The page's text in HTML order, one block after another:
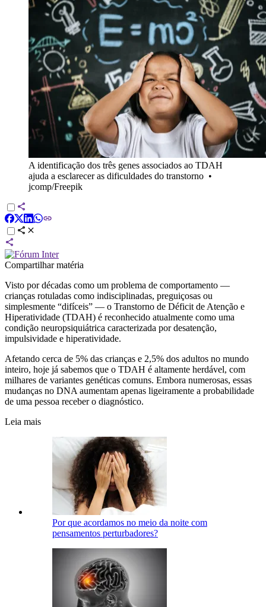
A identificação dos três genes associados ao TDAH
ajuda a esclarecer as dificuldades do transtorno •
jcomp/Freepik
Compartilhar matéria
Visto por décadas como um problema de comportamento —
crianças rotuladas como indisciplinadas, preguiçosas ou
simplesmente “difíceis” — o Transtorno de Déficit de Atenção e
Hiperatividade (TDAH) é reconhecido atualmente como uma
condição neuropsiquiátrica caracterizada por desatenção,
impulsividade e hiperatividade.
Afetando cerca de 5% das crianças e 2,5% dos adultos no mundo
inteiro, hoje já sabemos que o TDAH é altamente herdável, com
milhares de variantes genéticas comuns. Embora numerosas, essas
mudanças no DNA aumentam apenas ligeiramente a probabilidade
de uma pessoa receber o diagnóstico.
Leia mais
Por que acordamos no meio da noite com
pensamentos perturbadores?